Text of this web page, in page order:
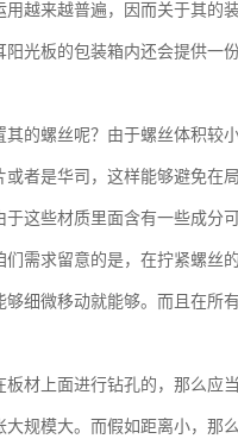
用越来越普遍，因而关于其的
阳光板的包装箱内还会提供一
其的螺丝呢？由于螺丝体积较
或者是华司，这样能够避免在
于这些材质里面含有一些成分
需求留意的是，在拧紧螺丝
够细微移动就能够。而且在所
板材上面进行钻孔的，那么应
大规模大。而假如距离小，那